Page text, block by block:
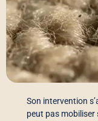
Son intervention
peut pas mobiliser